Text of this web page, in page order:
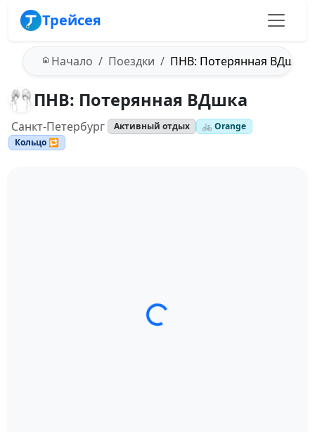
Трейсея
Начало Поездки ПНВ: Потерянная ВДшка
ПНВ: Потерянная ВДшка
Санкт-Петербург Активный отдых
🚲 Orange
Кольцо 🔁
Загрузка трека...